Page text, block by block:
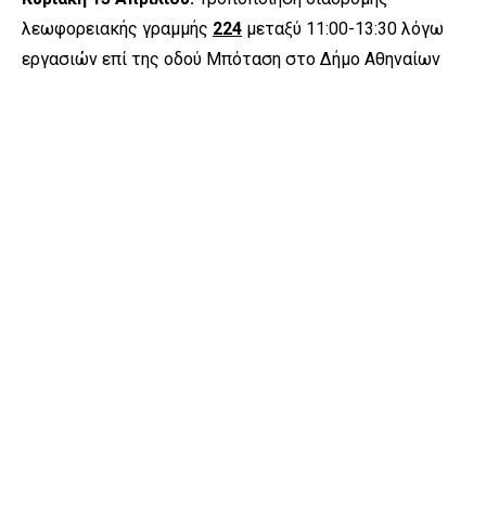
λεωφορειακής γραμμής 224 μεταξύ 11:00-13:30 λόγω
εργασιών επί της οδού Μπόταση στο Δήμο Αθηναίων